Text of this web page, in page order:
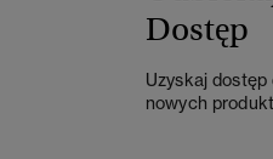
Dostęp
Uzyskaj dostęp
nowych